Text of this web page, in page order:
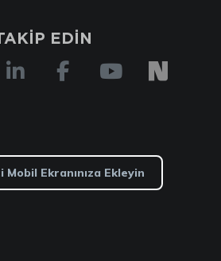
EDİN
Ekranınıza Ekleyin